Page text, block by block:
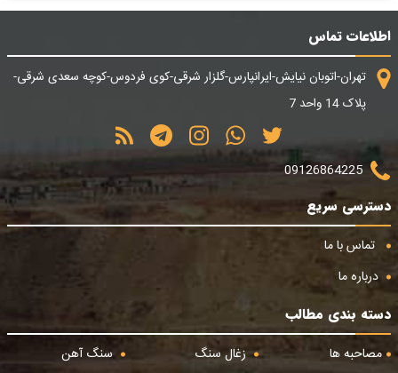
اطلاعات تماس
تهران-اتوبان نیایش-ایرانپارس-گلزار شرقی-کوی فردوس-کوچه سعدی شرقی-
پلاک 14 واحد 7
09126864225
دسترسی سریع
تماس با ما
درباره ما
دسته بندی مطالب
مصاحبه ها
زغال سنگ سنگ آهن